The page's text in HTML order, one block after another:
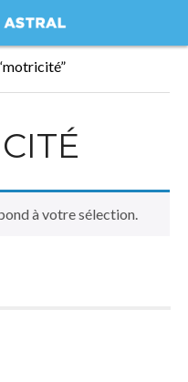
à votre sélection.